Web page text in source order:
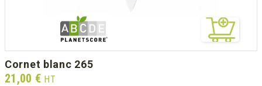
cornet blanc 265
Prix
21,00 € HT